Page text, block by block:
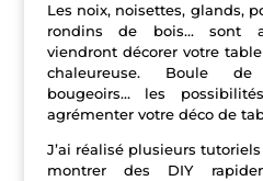
Les noix, noisettes, glands,
rondins de bois… sont
viendront décorer votre
chaleureuse. Boule de
bougeoirs… les
agrémenter votre déco de
J’ai réalisé plusieurs
montrer des DIY